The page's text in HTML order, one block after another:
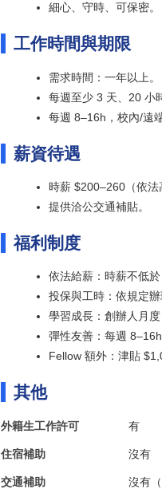
細心、守時、可保密。
工作時間與期限
需求時間：一年以上。
每週至少 3 天、20 小
每週 8–16h，校內/遠
薪資待遇
時薪 $200–260（依法
提供洽公交通補貼。
福利制度
依法給薪：時薪不低
投保與工時：依規定
學習成長：創辦人月
彈性友善：每週
Fellow 額外：津貼
其他
外籍生工作許可 有
住宿補助 沒有
交通補助 沒有